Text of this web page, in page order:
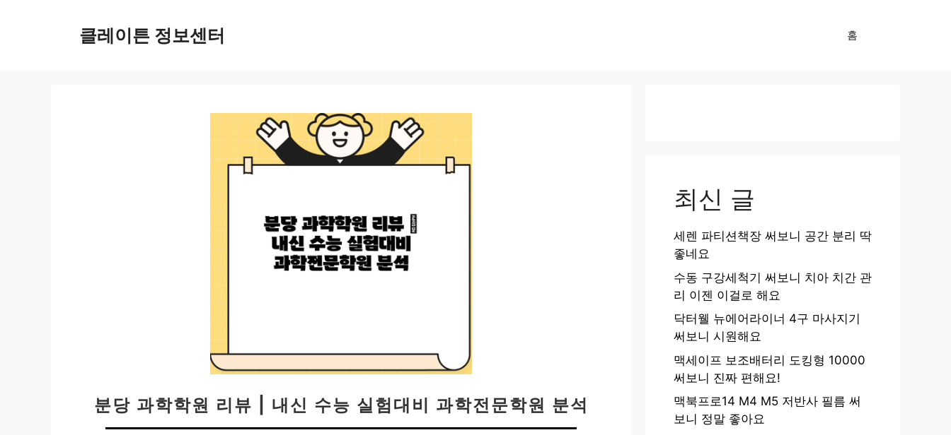
클레이튼 정보센터 홈
분당 과학학원 리뷰 | 내신 수능 실험대비 과학전문학원 분석
최신 글
세렌 파티션책장 써보니 공간 분리 딱
좋네요
수동 구강세척기 써보니 치아 치간 관
리 이젠 이걸로 해요
닥터웰 뉴에어라이너 4구 마사지기
써보니 시원해요
맥세이프 보조배터리 도킹형 10000
써보니 진짜 편해요!
맥북프로14 M4 M5 저반사 필름 써
보니 정말 좋아요